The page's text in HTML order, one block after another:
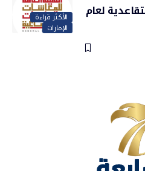
الأكثر قراءة
الإمارات
لعام